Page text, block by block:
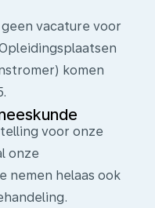
vacature voor
komen
voor onze
onze
nemen helaas ook